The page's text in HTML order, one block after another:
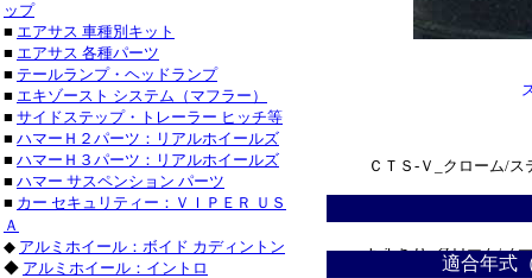
適合年式
ＧＳ４６０_クローム
ステンレス_パーツ・
ＣＴＳ-Ｖ_クローム/
Ｆ１５０_クローム/ス
ップ
■ エアサス 車種別キット
■ エアサス 各種パーツ
■ テールランプ・ヘッドランプ
■ エキゾースト システム（マフラー）
■ サイドステップ・トレーラー ヒッチ等
■ ハマーＨ２パーツ：リアルホイールズ
■ ハマーＨ３パーツ：リアルホイールズ
■ ハマー サスペンション パーツ
■ カー セキュリティー：ＶＩＰＥＲ ＵＳ
Ａ
◆ アルミホイール：ボイド カディントン
◆ アルミホイール：イントロ